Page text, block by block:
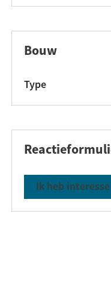
Bouw
Type
Ik heb interesse